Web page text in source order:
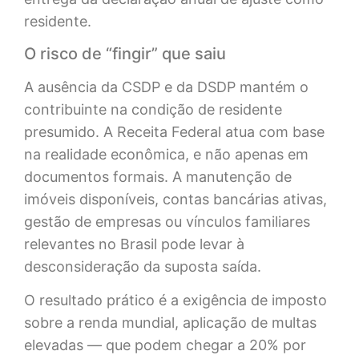
residente.
O risco de “fingir” que saiu
A ausência da CSDP e da DSDP mantém o
contribuinte na condição de residente
presumido. A Receita Federal atua com base
na realidade econômica, e não apenas em
documentos formais. A manutenção de
imóveis disponíveis, contas bancárias ativas,
gestão de empresas ou vínculos familiares
relevantes no Brasil pode levar à
desconsideração da suposta saída.
O resultado prático é a exigência de imposto
sobre a renda mundial, aplicação de multas
elevadas — que podem chegar a 20% por